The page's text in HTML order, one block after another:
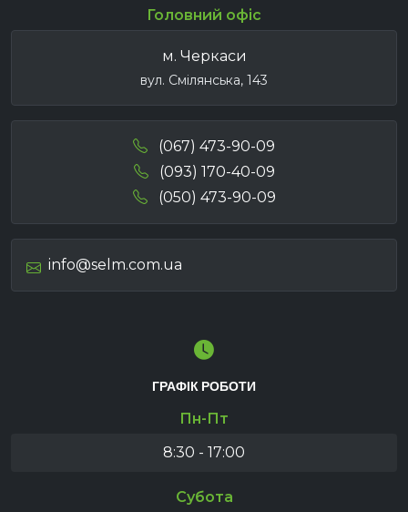
Головний офіс
м. Черкаси
вул. Смілянська, 143
(067) 473-90-09
(093) 170-40-09
(050) 473-90-09
info@selm.com.ua
ГРАФІК РОБОТИ
Пн-Пт
8:30 - 17:00
Субота